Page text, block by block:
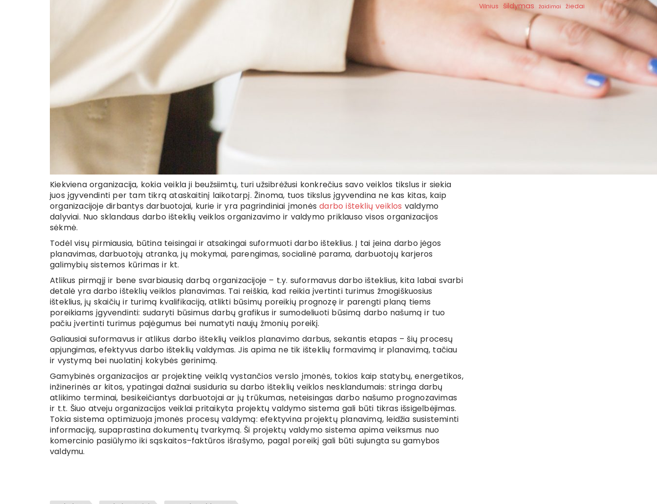
Kiekviena organizacija, kokia veikla ji beužsiimtų, turi užsibrėžusi konkrečius savo veiklos tikslus ir siekia
juos įgyvendinti per tam tikrą ataskaitinį laikotarpį. Žinoma, tuos tikslus įgyvendina ne kas kitas, kaip
organizacijoje dirbantys darbuotojai, kurie ir yra pagrindiniai įmonėsdarbo išteklių veiklos valdymo
dalyviai. Nuo sklandaus darbo išteklių veiklos organizavimo ir valdymo priklauso visos organizacijos
sėkmė.
Todėl visų pirmiausia, būtina teisingai ir atsakingai suformuoti darbo išteklius. Į tai įeina darbo jėgos
planavimas, darbuotojų atranka, jų mokymai, parengimas, socialinė parama, darbuotojų karjeros
galimybių sistemos kūrimas ir kt.
Atlikus pirmąjį ir bene svarbiausią darbą organizacijoje – t.y. suformavus darbo išteklius, kita labai svarbi
detalė yra darbo išteklių veiklos planavimas. Tai reiškia, kad reikia įvertinti turimus žmogiškuosius
išteklius, jų skaičių ir turimą kvalifikaciją, atlikti būsimų poreikių prognozę ir parengti planą tiems
poreikiams įgyvendinti: sudaryti būsimus darbų grafikus ir sumodeliuoti būsimą darbo našumą ir tuo
pačiu įvertinti turimus pajėgumus bei numatyti naujų žmonių poreikį.
Galiausiai suformavus ir atlikus darbo išteklių veiklos planavimo darbus, sekantis etapas – šių procesų
apjungimas, efektyvus darbo išteklių valdymas. Jis apima ne tik išteklių formavimą ir planavimą, tačiau
ir vystymą bei nuolatinį kokybės gerinimą.
Gamybinės organizacijos ar projektinę veiklą vystančios verslo įmonės, tokios kaip statybų, energetikos,
inžinerinės ar kitos, ypatingai dažnai susiduria su darbo išteklių veiklos nesklandumais: stringa darbų
atlikimo terminai, besikeičiantys darbuotojai ar jų trūkumas, neteisingas darbo našumo prognozavimas
ir t.t. Šiuo atveju organizacijos veiklai pritaikyta projektų valdymo sistema gali būti tikras išsigelbėjimas.
Tokia sistema optimizuoja įmonės procesų valdymą: efektyvina projektų planavimą, leidžia susisteminti
informaciją, supaprastina dokumentų tvarkymą. Ši projektų valdymo sistema apima veiksmus nuo
komercinio pasiūlymo iki sąskaitos–faktūros išrašymo, pagal poreikį gali būti sujungta su gamybos
valdymu.
Vilnius šildymas žaidimai žiedai